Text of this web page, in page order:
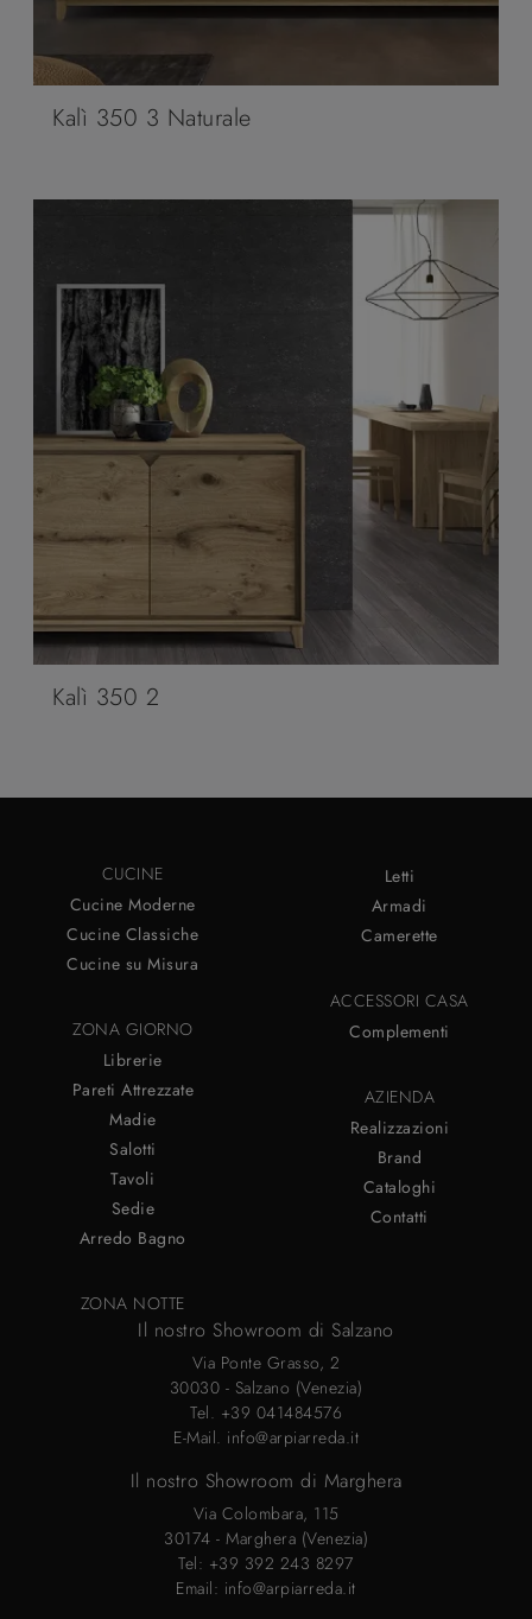
Kalì 350 3 Naturale
Kalì 350 2
CUCINE
Cucine Moderne
Cucine Classiche
Cucine su Misura
ZONA GIORNO
Librerie
Pareti Attrezzate
Madie
Salotti
Tavoli
Sedie
Arredo Bagno
ZONA NOTTE
Letti
Armadi
Camerette
ACCESSORI CASA
Complementi
AZIENDA
Realizzazioni
Brand
Cataloghi
Contatti
Il nostro Showroom di Salzano
Via Ponte Grasso, 2
30030 - Salzano (Venezia)
Tel. +39 041484576
E-Mail. info@arpiarreda.it
Il nostro Showroom di Marghera
Via Colombara, 115
30174 - Marghera (Venezia)
Tel: +39 392 243 8297
Email: info@arpiarreda.it